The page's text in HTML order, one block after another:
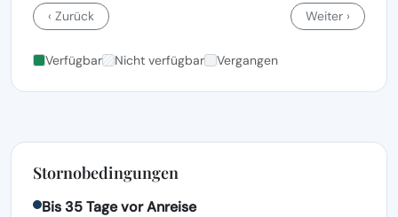
‹ Zurück Weiter ›
Verfügbar Nicht verfügbar Vergangen
Stornobedingungen
Bis 35 Tage vor Anreise